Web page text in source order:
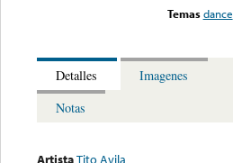
Temas dance
Detalles
Imagenes
Notas
ArtistaTito Avila